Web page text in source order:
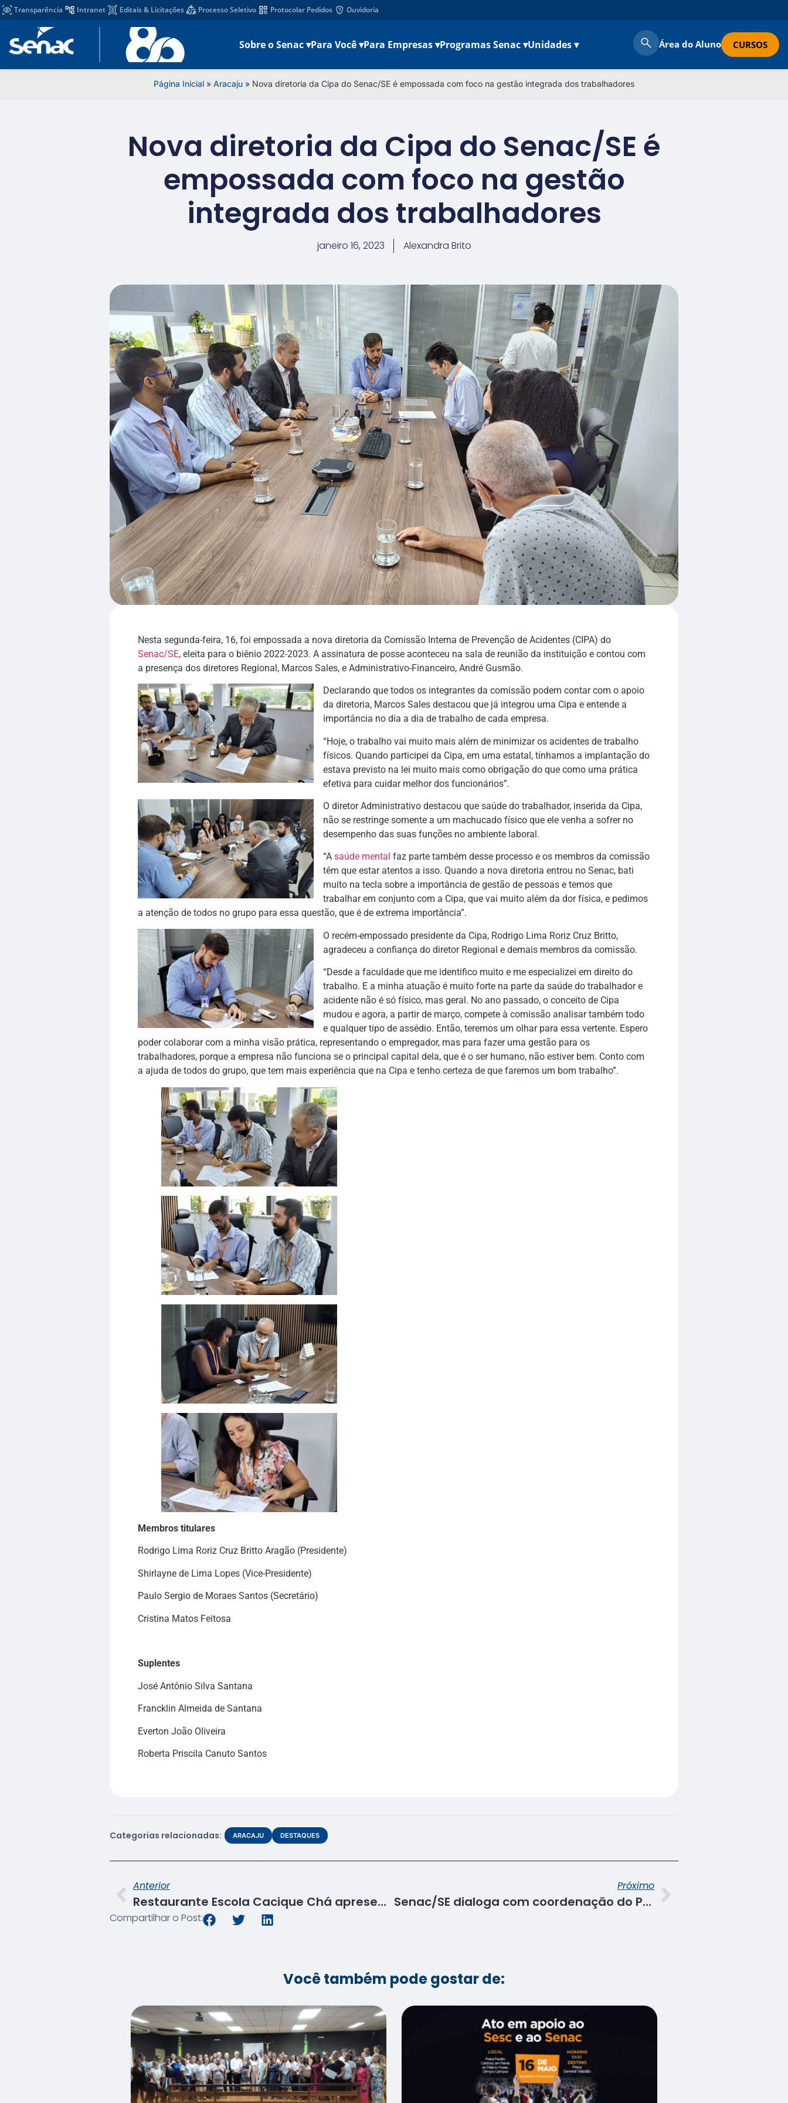
Transparência Intranet Editais & Licitações Processo Seletivo Protocolar Pedidos Ouvidoria
Sobre o Senac ▾Para Você ▾Para Empresas ▾Programas Senac ▾Unidades ▾ Área do Aluno CURSOS
Página Inicial » Aracaju » Nova diretoria da Cipa do Senac/SE é empossada com foco na gestão integrada dos trabalhadores
Nova diretoria da Cipa do Senac/SE é
empossada com foco na gestão
integrada dos trabalhadores
janeiro 16, 2023 Alexandra Brito
Nesta segunda-feira, 16, foi empossada a nova diretoria da Comissão Interna de Prevenção de Acidentes (CIPA) do
Senac/SE, eleita para o biênio 2022-2023. A assinatura de posse aconteceu na sala de reunião da instituição e contou com
a presença dos diretores Regional, Marcos Sales, e Administrativo-Financeiro, André Gusmão.
Declarando que todos os integrantes da comissão podem contar com o apoio
da diretoria, Marcos Sales destacou que já integrou uma Cipa e entende a
importância no dia a dia de trabalho de cada empresa.
“Hoje, o trabalho vai muito mais além de minimizar os acidentes de trabalho
físicos. Quando participei da Cipa, em uma estatal, tínhamos a implantação do
estava previsto na lei muito mais como obrigação do que como uma prática
efetiva para cuidar melhor dos funcionários”.
O diretor Administrativo destacou que saúde do trabalhador, inserida da Cipa,
não se restringe somente a um machucado físico que ele venha a sofrer no
desempenho das suas funções no ambiente laboral.
“A saúde mental faz parte também desse processo e os membros da comissão
têm que estar atentos a isso. Quando a nova diretoria entrou no Senac, bati
muito na tecla sobre a importância de gestão de pessoas e temos que
trabalhar em conjunto com a Cipa, que vai muito além da dor física, e pedimos
a atenção de todos no grupo para essa questão, que é de extrema importância”.
O recém-empossado presidente da Cipa, Rodrigo Lima Roriz Cruz Britto,
agradeceu a confiança do diretor Regional e demais membros da comissão.
“Desde a faculdade que me identifico muito e me especializei em direito do
trabalho. E a minha atuação é muito forte na parte da saúde do trabalhador e
acidente não é só físico, mas geral. No ano passado, o conceito de Cipa
mudou e agora, a partir de março, compete à comissão analisar também todo
e qualquer tipo de assédio. Então, teremos um olhar para essa vertente. Espero
poder colaborar com a minha visão prática, representando o empregador, mas para fazer uma gestão para os
trabalhadores, porque a empresa não funciona se o principal capital dela, que é o ser humano, não estiver bem. Conto com
a ajuda de todos do grupo, que tem mais experiência que na Cipa e tenho certeza de que faremos um bom trabalho”.
Membros titulares
Rodrigo Lima Roriz Cruz Britto Aragão (Presidente)
Shirlayne de Lima Lopes (Vice-Presidente)
Paulo Sergio de Moraes Santos (Secretário)
Cristina Matos Feitosa
Suplentes
José Antônio Silva Santana
Francklin Almeida de Santana
Everton João Oliveira
Roberta Priscila Canuto Santos
Categorias relacionadas: ARACAJU DESTAQUES
Anterior
Restaurante Escola Cacique Chá apresenta novos modelos de atendimento e cardápio
Próximo
Senac/SE dialoga com coordenação do Prêmio Dólmã de Gastronomia
Compartilhar o Post:
Você também pode gostar de: